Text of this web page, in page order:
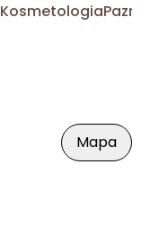
Kosmetologia
Mapa